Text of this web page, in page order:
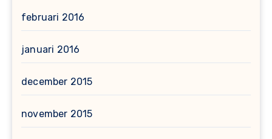
februari 2016
januari 2016
december 2015
november 2015